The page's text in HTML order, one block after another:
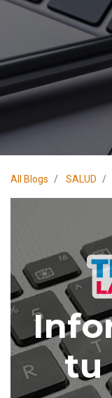
All Blogs SALUD
tu